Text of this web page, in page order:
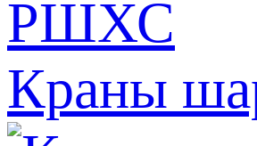
Краны